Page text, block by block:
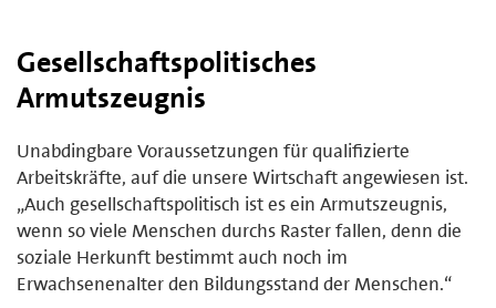
Gesellschaftspolitisches
Armutszeugnis
Unabdingbare Voraussetzungen für qualifizierte
Arbeitskräfte, auf die unsere Wirtschaft angewiesen ist.
„Auch gesellschaftspolitisch ist es ein Armutszeugnis,
wenn so viele Menschen durchs Raster fallen, denn die
soziale Herkunft bestimmt auch noch im
Erwachsenenalter den Bildungsstand der Menschen.“